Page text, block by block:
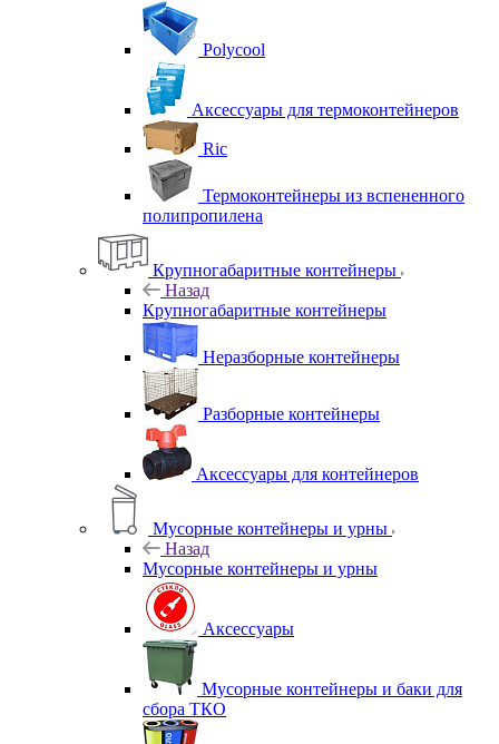
Polycool
Аксессуары для термоконтейнеров
Ric
Термоконтейнеры из вспененного
полипропилена
Крупногабаритные контейнеры
Назад
Крупногабаритные контейнеры
Неразборные контейнеры
Разборные контейнеры
Аксессуары для контейнеров
Мусорные контейнеры и урны
Назад
Мусорные контейнеры и урны
Аксессуары
Мусорные контейнеры и баки для
сбора ТКО